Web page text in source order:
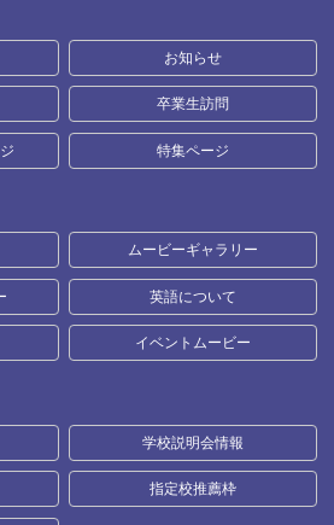
お知らせ
卒業生訪問
特集ページ
ムービーギャラリー
英語について
イベントムービー
学校説明会情報
指定校推薦枠